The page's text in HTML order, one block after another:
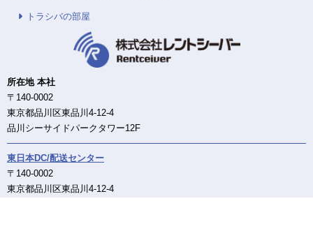
トラシバの部屋
所在地 本社
〒140-0002
東京都品川区東品川4-12-4
品川シーサイドパークタワー12F
東日本DC/配送センター
〒140-0002
東京都品川区東品川4-12-4